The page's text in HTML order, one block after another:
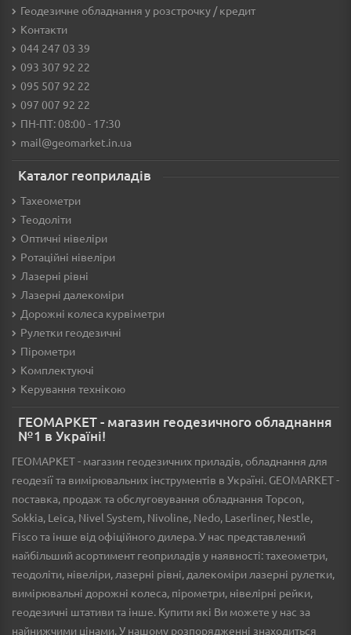
Геодезичне обладнання у розстрочку / кредит
Контакти
044 247 03 39
093 307 92 22
095 507 92 22
097 007 92 22
ПН-ПТ: 08:00 - 17:30
mail@geomarket.in.ua
Каталог геоприладів
Тахеометри
Теодоліти
Оптичні нівеліри
Ротаційні нівеліри
Лазерні рівні
Лазерні далекоміри
Дорожні колеса курвіметри
Рулетки геодезичні
Пірометри
Комплектуючі
Керування технікою
ГЕОМАРКЕТ - магазин геодезичного обладнання
№1 в Україні!
ГЕОМАРКЕТ - магазин геодезичних приладів, обладнання для
геодезії та вимірювальних інструментів в Україні. GEOMARKET -
поставка, продаж та обслуговування обладнання Topcon,
Sokkia, Leica, Nivel System, Nivoline, Nedo, Laserliner, Nestle,
Fisco та інше від офіційного дилера. У нас представлений
найбільший асортимент геоприладів у наявності: тахеометри,
теодоліти, нівеліри, лазерні рівні, далекоміри лазерні рулетки,
вимірювальні дорожні колеса, пірометри, нівелірні рейки,
геодезичні штативи та інше. Купити які Ви можете у нас за
найнижчими цінами. У нашому розпорядженні знаходиться